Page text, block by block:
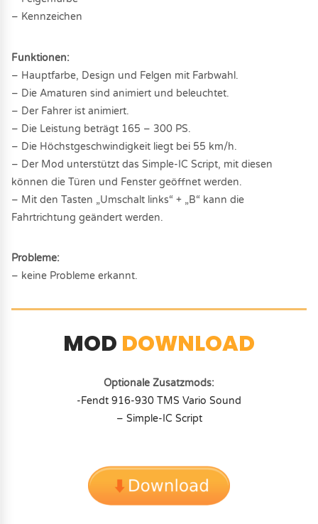
– Kennzeichen
Funktionen:
– Hauptfarbe, Design und Felgen mit Farbwahl.
– Die Amaturen sind animiert und beleuchtet.
– Der Fahrer ist animiert.
– Die Leistung beträgt 165 – 300 PS.
– Die Höchstgeschwindigkeit liegt bei 55 km/h.
– Der Mod unterstützt das Simple-IC Script, mit diesen
können die Türen und Fenster geöffnet werden.
– Mit den Tasten „Umschalt links“ + „B“ kann die
Fahrtrichtung geändert werden.
Probleme:
– keine Probleme erkannt.
MOD DOWNLOAD
Optionale Zusatzmods:
-Fendt 916-930 TMS Vario Sound
– Simple-IC Script